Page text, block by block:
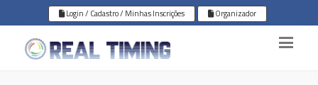
Login / Cadastro / Minhas Inscrições Organizador